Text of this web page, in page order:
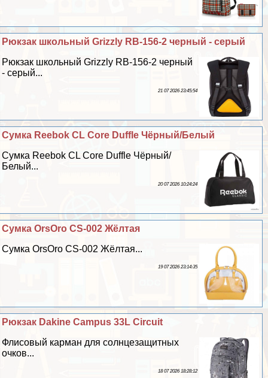
Рюкзак школьный Grizzly RB-156-2 черный - серый
Рюкзак школьный Grizzly RB-156-2 черный
- серый...
21 07 2026 23:45:54
Сумка Reebok CL Core Duffle Чёрный/Белый
Сумка Reebok CL Core Duffle Чёрный/
Белый...
20 07 2026 10:24:24
Сумка OrsOro CS-002 Жёлтая
Сумка OrsOro CS-002 Жёлтая...
19 07 2026 23:14:35
Рюкзак Dakine Campus 33L Circuit
Флисовый карман для солнцезащитных
очков...
18 07 2026 18:28:12